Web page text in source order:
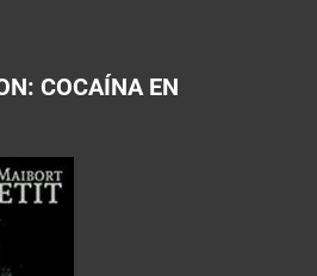
COCAÍNA EN